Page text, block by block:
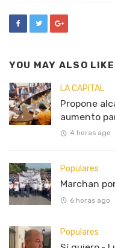
YOU MAY ALSO LIKE
LA CAPITAL
Propone
aumento
4 horas ago
Populares
Marchan
6 horas ago
Populares